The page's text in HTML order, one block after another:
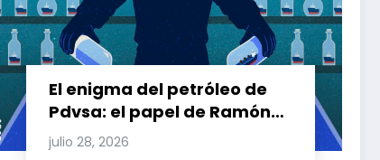
El enigma del petróleo de
Pdvsa: el papel de Ramón
Carretero en el triángulo de
julio 28, 2026